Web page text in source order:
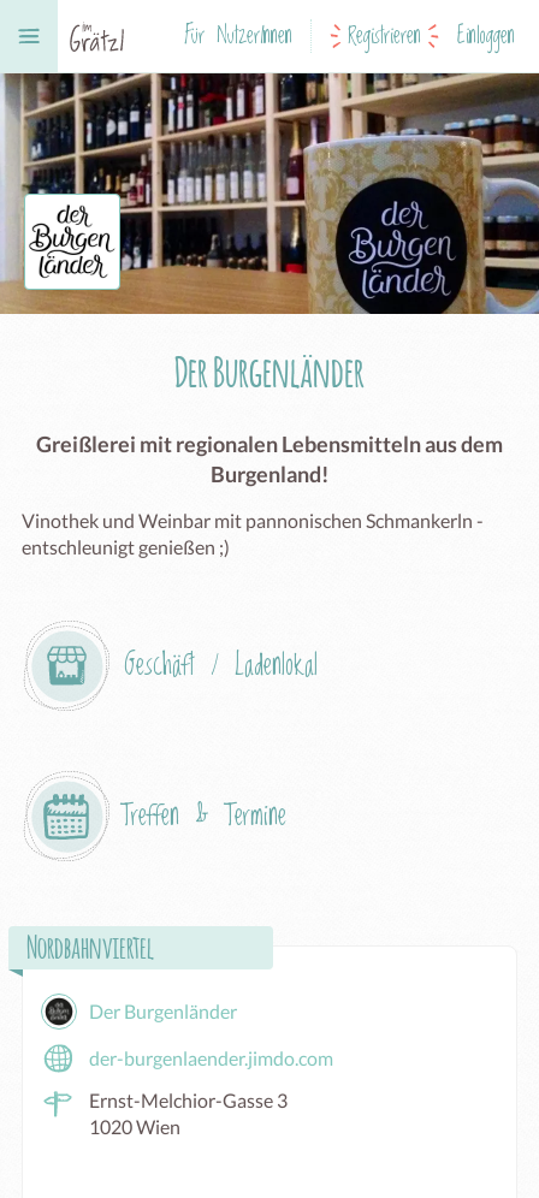
Für NutzerInnen Registrieren Einloggen
Der Burgenländer
Greißlerei mit regionalen Lebensmitteln aus dem
Burgenland!
Vinothek und Weinbar mit pannonischen Schmankerln -
entschleunigt genießen ;)
Geschäft / Ladenlokal
Treffen & Termine
Nordbahnviertel
Der Burgenländer
der-burgenlaender.jimdo.com
Ernst-Melchior-Gasse 3
1020 Wien